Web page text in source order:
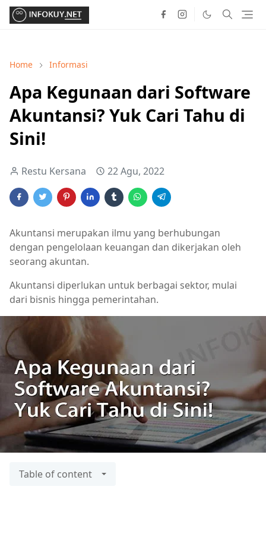
Home Informasi
Apa Kegunaan dari Software
Akuntansi? Yuk Cari Tahu di
Sini!
Restu Kersana 22 Agu, 2022
Akuntansi merupakan ilmu yang berhubungan
dengan pengelolaan keuangan dan dikerjakan oleh
seorang akuntan.
Akuntansi diperlukan untuk berbagai sektor, mulai
dari bisnis hingga pemerintahan.
Table of content